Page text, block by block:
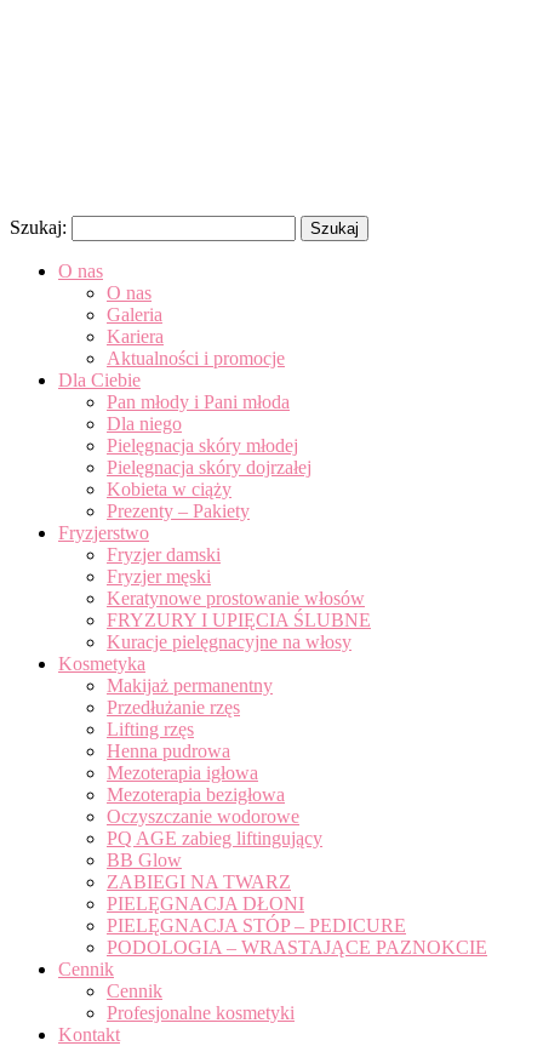
Szukaj:
O nas
O nas
Galeria
Kariera
Aktualności i promocje
Dla Ciebie
Pan młody i Pani młoda
Dla niego
Pielęgnacja skóry młodej
Pielęgnacja skóry dojrzałej
Kobieta w ciąży
Prezenty – Pakiety
Fryzjerstwo
Fryzjer damski
Fryzjer męski
Keratynowe prostowanie włosów
FRYZURY I UPIĘCIA ŚLUBNE
Kuracje pielęgnacyjne na włosy
Kosmetyka
Makijaż permanentny
Przedłużanie rzęs
Lifting rzęs
Henna pudrowa
Mezoterapia igłowa
Mezoterapia bezigłowa
Oczyszczanie wodorowe
PQ AGE zabieg liftingujący
BB Glow
ZABIEGI NA TWARZ
PIELĘGNACJA DŁONI
PIELĘGNACJA STÓP – PEDICURE
PODOLOGIA – WRASTAJĄCE PAZNOKCIE
Cennik
Cennik
Profesjonalne kosmetyki
Kontakt